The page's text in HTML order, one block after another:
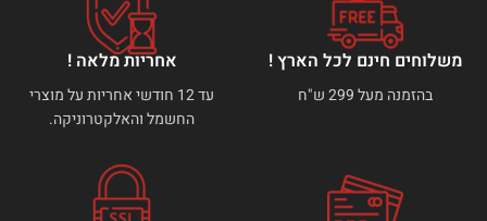
משלוחים חינם לכל הארץ !
בהזמנה מעל 299 ש"ח
אחריות מלאה !
עד 12 חודשי אחריות על מוצרי
החשמל והאלקטרוניקה.